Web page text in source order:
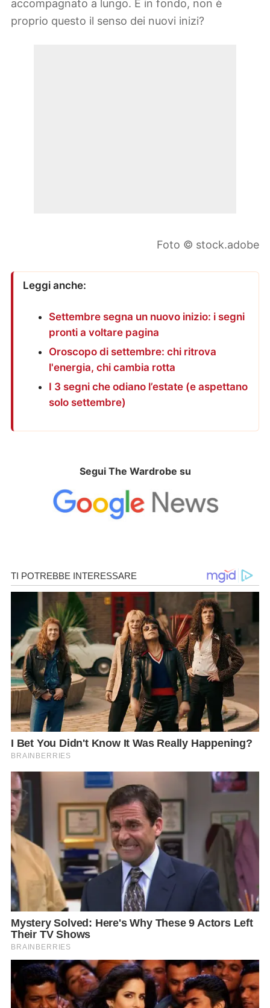
accompagnato a lungo. E in fondo, non è
proprio questo il senso dei nuovi inizi?
Foto © stock.adobe
Leggi anche:
Settembre segna un nuovo inizio: i segni
pronti a voltare pagina
Oroscopo di settembre: chi ritrova
l'energia, chi cambia rotta
I 3 segni che odiano l’estate (e aspettano
solo settembre)
Segui The Wardrobe su